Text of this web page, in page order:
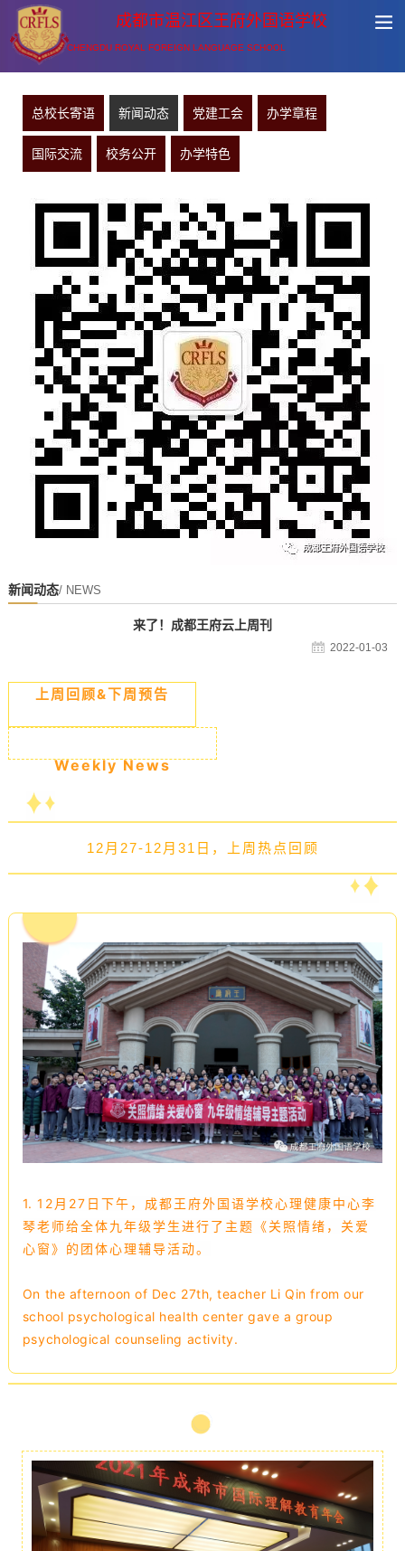
成都市温江区王府外国语学校
CHENGDU ROYAL FOREIGN LANGUAGE SCHOOL
总校长寄语 新闻动态 党建工会 办学章程
国际交流 校务公开 办学特色
新闻动态/ NEWS
来了！成都王府云上周刊
2022-01-03
上周回顾&下周预告
Weekly News
12月27-12月31日，上周热点回顾
1. 12月27日下午，成都王府外国语学校心理健康中心李
琴老师给全体九年级学生进行了主题《关照情绪，关爱
心窗》的团体心理辅导活动。
On the afternoon of Dec 27th, teacher Li Qin from our
school psychological health center gave a group
psychological counseling activity.